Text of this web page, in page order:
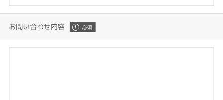
お問い合わせ内容